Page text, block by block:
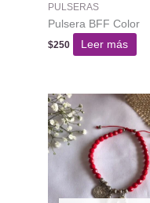
PULSERAS
Pulsera BFF Color
$250 Leer más